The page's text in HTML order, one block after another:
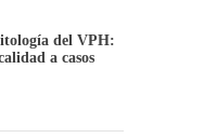
del VPH:
a casos